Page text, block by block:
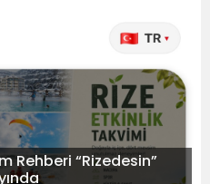
Rehberi “Rizedesin”